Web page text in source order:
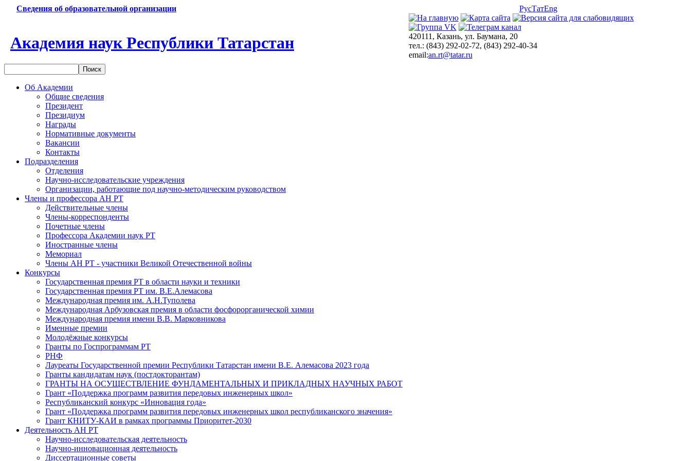
Сведения об образовательной организации РусТатEng
Академия наук Республики Татарстан
420111, Казань, ул. Баумана, 20
тел.: (843) 292-02-72, (843) 292-40-34
email:an.rt@tatar.ru
Об Академии
Общие сведения
Президент
Президиум
Награды
Нормативные документы
Вакансии
Контакты
Подразделения
Отделения
Научно-исследовательские учреждения
Организации, работающие под научно-методическим руководством
Члены и профессора АН РТ
Действительные члены
Члены-корреспонденты
Почетные члены
Профессора Академии наук РТ
Иностранные члены
Мемориал
Члены АН РТ - участники Великой Отечественной войны
Конкурсы
Государственная премия РТ в области науки и техники
Государственная премия РТ им. В.Е.Алемасова
Международная премия им. А.Н.Туполева
Международная Арбузовская премия в области фосфорорганической химии
Международная премия имени В.В. Марковникова
Именные премии
Молодёжные конкурсы
Гранты по Госпрограммам РТ
РНФ
Лауреаты Государственной премии Республики Татарстан имени В.Е. Алемасова 2023 года
Гранты кандидатам наук (постдокторантам)
ГРАНТЫ НА ОСУЩЕСТВЛЕНИЕ ФУНДАМЕНТАЛЬНЫХ И ПРИКЛАДНЫХ НАУЧНЫХ РАБОТ
Грант «Поддержка программ развития передовых инженерных школ»
Республиканский конкурс «Инновация года»
Грант «Поддержка программ развития передовых инженерных школ республиканского значения»
Грант КНИТУ-КАИ в рамках программы Приоритет-2030
Деятельность АН РТ
Научно-исследовательская деятельность
Научно-инновационная деятельность
Диссертационные советы